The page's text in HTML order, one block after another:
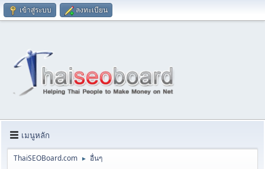
เข้าสู่ระบบ ลงทะเบียน
เมนูหลัก
ThaiSEOBoard.com ► อื่นๆ